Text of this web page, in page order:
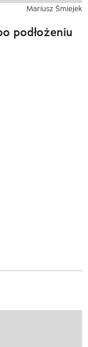
Mariusz Śmiejek
podłożeniu